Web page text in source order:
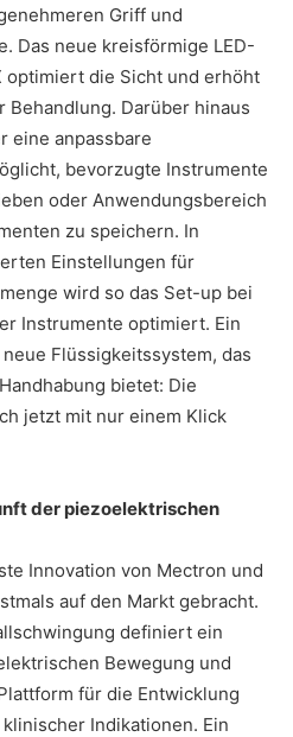
Griff und
Das neue kreisförmige LED-
optimiert die Sicht und erhöht
Darüber hinaus
eine anpassbare
bevorzugte Instrumente
oder Anwendungsbereich
zu speichern. In
Einstellungen für
wird so das Set-up bei
Instrumente optimiert. Ein
Flüssigkeitssystem, das
bietet: Die
jetzt mit nur einem Klick
der piezoelektrischen
Innovation von Mectron und
auf den Markt gebracht.
definiert ein
Bewegung und
für die Entwicklung
Indikationen. Ein